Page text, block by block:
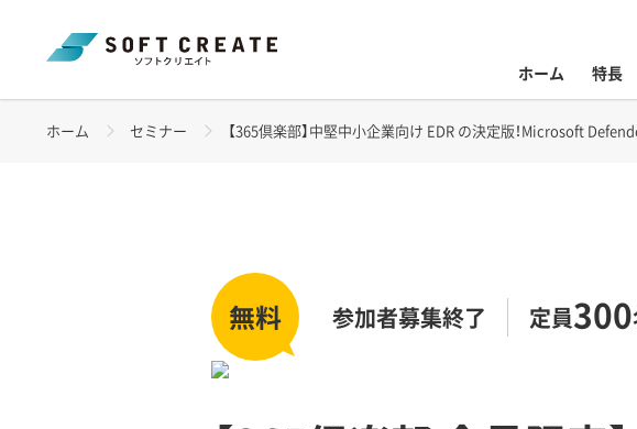
ホーム 特長
ホーム セミナー 【365倶楽部】中堅中小企業向け EDR の決定版！Microsoft
参加者募集終了 定員300